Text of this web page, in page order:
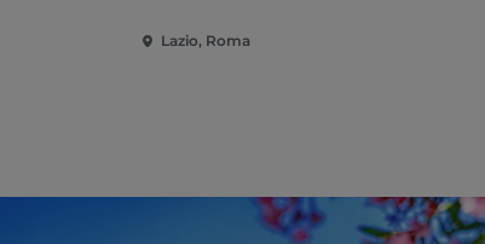
Lazio, Roma